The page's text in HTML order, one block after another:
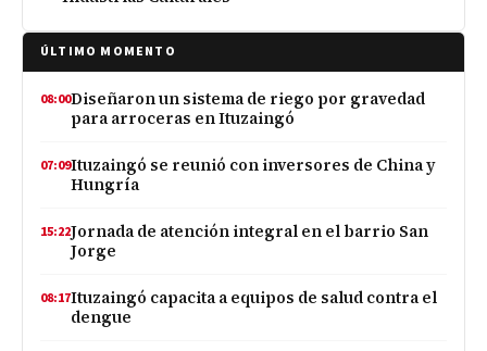
ÚLTIMO MOMENTO
08:00Diseñaron un sistema de riego por gravedad
para arroceras en Ituzaingó
07:09Ituzaingó se reunió con inversores de China y
Hungría
15:22Jornada de atención integral en el barrio San
Jorge
08:17Ituzaingó capacita a equipos de salud contra el
dengue